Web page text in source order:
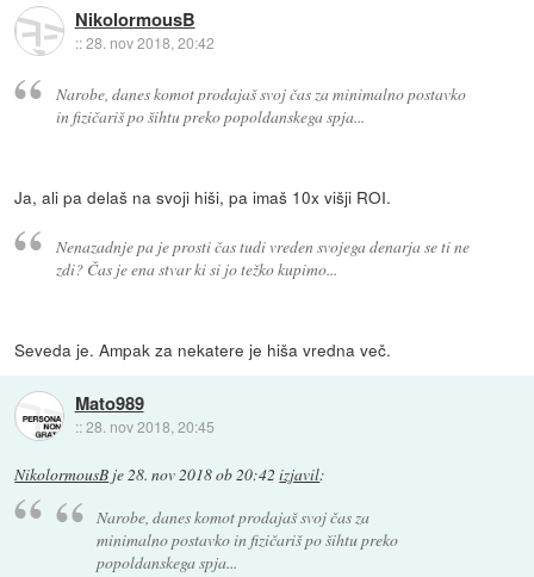
NikolormousB
::28. nov 2018, 20:42
Narobe, danes komot prodajaš svoj čas za minimalno postavko
in fizičariš po šihtu preko popoldanskega spja...
Ja, ali pa delaš na svoji hiši, pa imaš 10x višji ROI.
Nenazadnje pa je prosti čas tudi vreden svojega denarja se ti ne
zdi? Čas je ena stvar ki si jo težko kupimo...
Seveda je. Ampak za nekatere je hiša vredna več.
Mato989
::28. nov 2018, 20:45
NikolormousB je28. nov 2018 ob 20:42 izjavil:
Narobe, danes komot prodajaš svoj čas za
minimalno postavko in fizičariš po šihtu preko
popoldanskega spja...